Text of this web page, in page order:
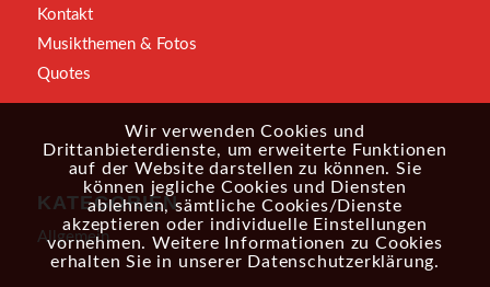
Kontakt
Musikthemen & Fotos
Quotes
KATEGORIEN
Allgemein
Wir verwenden Cookies und
Drittanbieterdienste, um erweiterte Funktionen
auf der Website darstellen zu können. Sie
können jegliche Cookies und Diensten
ablehnen, sämtliche Cookies/Dienste
akzeptieren oder individuelle Einstellungen
vornehmen. Weitere Informationen zu Cookies
erhalten Sie in unserer Datenschutzerklärung.